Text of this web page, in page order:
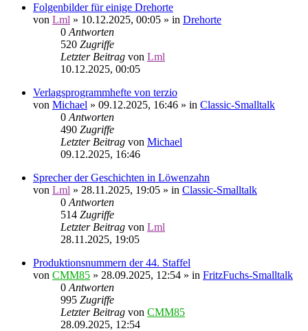
Folgenbilder für einige Drehorte
von Lml » 10.12.2025, 00:05 » in Drehorte
0 Antworten
520 Zugriffe
Letzter Beitrag von Lml
10.12.2025, 00:05
Verlagsprogrammhefte von terzio
von Michael » 09.12.2025, 16:46 » in Classic-Smalltalk
0 Antworten
490 Zugriffe
Letzter Beitrag von Michael
09.12.2025, 16:46
Sprecher der Geschichten in Löwenzahn
von Lml » 28.11.2025, 19:05 » in Classic-Smalltalk
0 Antworten
514 Zugriffe
Letzter Beitrag von Lml
28.11.2025, 19:05
Produktionsnummern der 44. Staffel
von CMM85 » 28.09.2025, 12:54 » in FritzFuchs-Smalltalk
0 Antworten
995 Zugriffe
Letzter Beitrag von CMM85
28.09.2025, 12:54